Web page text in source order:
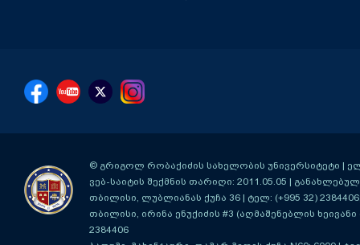
© გრიგოლ რობაქიძის სახელობის უნივერსიტეტი |
ვებ-საიტის შექმნის თარიღი: 2011.05.05 |
თბილისი, ლუბლიანას ქუჩა 36 | ტელ: (+995 32)
თბილისი, ირინა ენუქიძის #3 (აღმაშენებლის ხეივანი
2384406